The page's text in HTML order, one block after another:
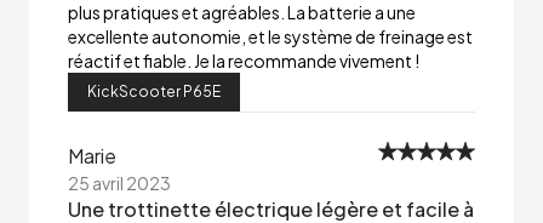
plus pratiques et agréables. La batterie a une
excellente autonomie, et le système de freinage est
réactif et fiable. Je la recommande vivement !
KickScooter P65E
Marie
25 avril 2023
Une trottinette électrique légère et facile à